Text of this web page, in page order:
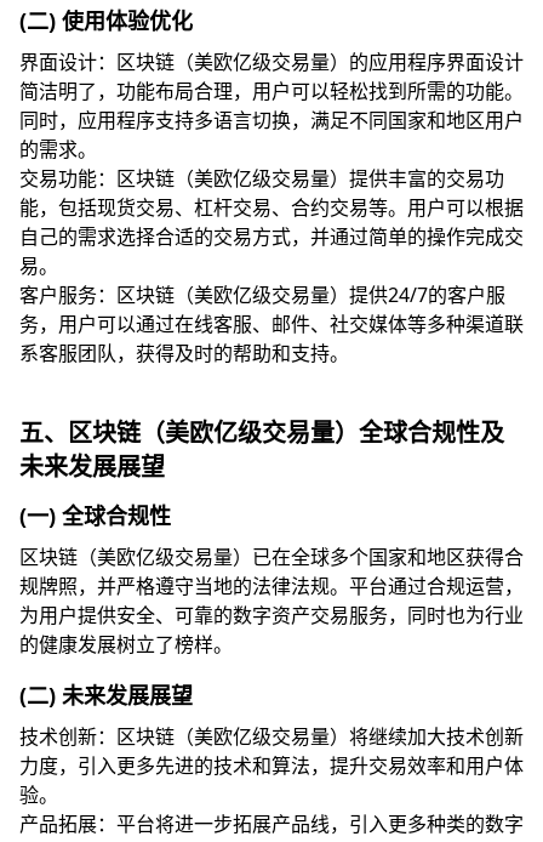
(二) 使用体验优化
界面设计：区块链（美欧亿级交易量）的应用程序界面设计
简洁明了，功能布局合理，用户可以轻松找到所需的功能。
同时，应用程序支持多语言切换，满足不同国家和地区用户
的需求。
交易功能：区块链（美欧亿级交易量）提供丰富的交易功
能，包括现货交易、杠杆交易、合约交易等。用户可以根据
自己的需求选择合适的交易方式，并通过简单的操作完成交
易。
客户服务：区块链（美欧亿级交易量）提供24/7的客户服
务，用户可以通过在线客服、邮件、社交媒体等多种渠道联
系客服团队，获得及时的帮助和支持。
五、区块链（美欧亿级交易量）全球合规性及
未来发展展望
(一) 全球合规性
区块链（美欧亿级交易量）已在全球多个国家和地区获得合
规牌照，并严格遵守当地的法律法规。平台通过合规运营，
为用户提供安全、可靠的数字资产交易服务，同时也为行业
的健康发展树立了榜样。
(二) 未来发展展望
技术创新：区块链（美欧亿级交易量）将继续加大技术创新
力度，引入更多先进的技术和算法，提升交易效率和用户体
验。
产品拓展：平台将进一步拓展产品线，引入更多种类的数字